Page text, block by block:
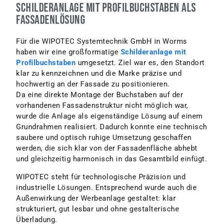
Schilderanlage mit Profilbuchstaben als
Fassadenlösung
Für die WIPOTEC Systemtechnik GmbH in Worms
haben wir eine großformatige Schilderanlage mit
Profilbuchstaben umgesetzt. Ziel war es, den Standort
klar zu kennzeichnen und die Marke präzise und
hochwertig an der Fassade zu positionieren.
Da eine direkte Montage der Buchstaben auf der
vorhandenen Fassadenstruktur nicht möglich war,
wurde die Anlage als eigenständige Lösung auf einem
Grundrahmen realisiert. Dadurch konnte eine technisch
saubere und optisch ruhige Umsetzung geschaffen
werden, die sich klar von der Fassadenfläche abhebt
und gleichzeitig harmonisch in das Gesamtbild einfügt.
WIPOTEC steht für technologische Präzision und
industrielle Lösungen. Entsprechend wurde auch die
Außenwirkung der Werbeanlage gestaltet: klar
strukturiert, gut lesbar und ohne gestalterische
Überladung.